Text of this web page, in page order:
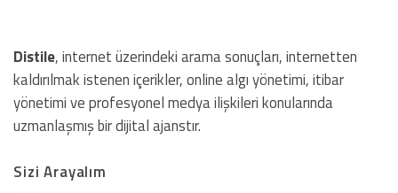
Distile, internet üzerindeki arama sonuçları, internetten
kaldırılmak istenen içerikler, online algı yönetimi, itibar
yönetimi ve profesyonel medya ilişkileri konularında
uzmanlaşmış bir dijital ajanstır.
Sizi Arayalım